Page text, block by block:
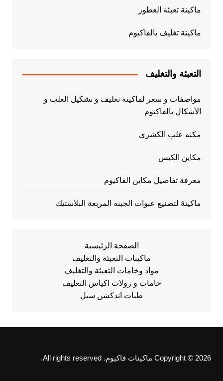
ماكينة تعبئة العطور
ماكينة تغليف بالفاكيوم
التعبئة والتغليف
مواصفات و سعر لماكينة تغليف و تشكيل العلب و
الأشكال بالفاكيوم
مكنه علب الكشري
مكاين الكبس
معرفة تفاصيل مكاين الفاكيوم
ماكينهً لتصنيع عبوات الجبنه المربعة البلاستيك
الصفحة الرئيسية
ماكينات التعبئة والتغليف
مواد وخامات التعبئة والتغليف
خامات و رولات اكياس التغليف
طبات اندكشن سيل
Copyright © 2026 ماكينات فاكيوم. All rights reserved.